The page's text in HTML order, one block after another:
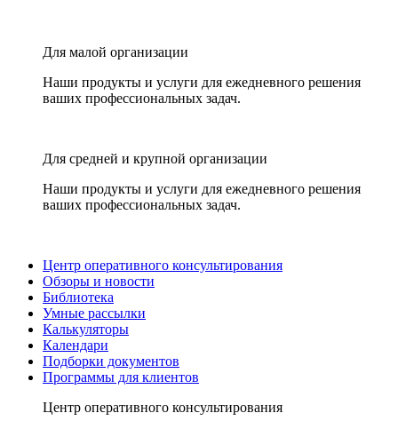
Для малой организации
Наши продукты и услуги для ежедневного решения
ваших профессиональных задач.
Для средней и крупной организации
Наши продукты и услуги для ежедневного решения
ваших профессиональных задач.
Центр оперативного консультирования
Обзоры и новости
Библиотека
Умные рассылки
Калькуляторы
Календари
Подборки документов
Программы для клиентов
Центр оперативного консультирования